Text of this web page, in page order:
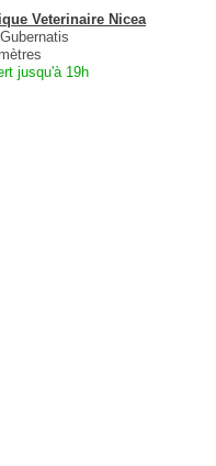
Veterinaire Nicea
jusqu'à 19h